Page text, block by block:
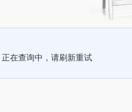
正在查询中，请刷新重试